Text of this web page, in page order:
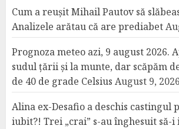
Cum a reușit Mihail Pautov să
Analizele arătau că are prediabet
Prognoza meteo azi, 9 august 2026.
sudul țării și la munte, dar scăpăm
de 40 de grade Celsius August 9, 2026
Alina ex-Desafio a deschis castingul
iubit?! Trei „crai” s-au înghesuit